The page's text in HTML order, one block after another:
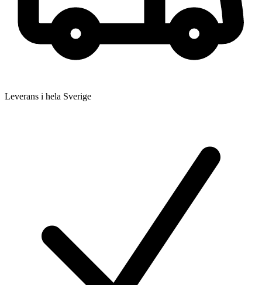
Leverans i hela Sverige